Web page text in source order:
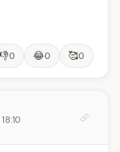
👎0 😂0 🥰0